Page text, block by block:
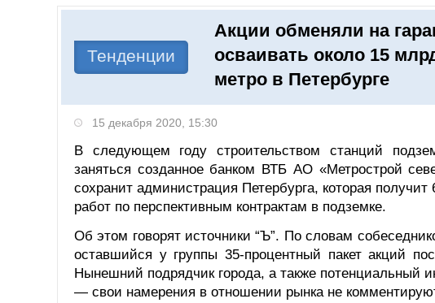
Тенденции
Акции обменяли на
осваивать около 15
метро в Петербурге
15 декабря 2020, 15:30
В следующем году строительством станций
заняться созданное банком ВТБ АО «Метрострой
сохранит администрация Петербурга, которая
работ по перспективным контрактам в подземке.
Об этом говорят источники “Ъ”. По словам
оставшийся у группы 35-процентный пакет акций
Нынешний подрядчик города, а также потенциальный
— свои намерения в отношении рынка не